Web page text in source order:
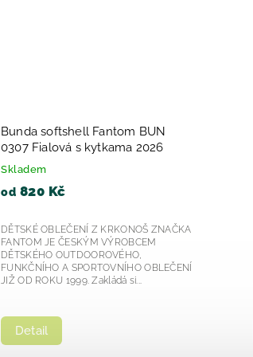
Bunda softshell Fantom BUN
0403 kombinovaná-růžová +
růžovo zelené copánky 2026
Skladem
od 815 Kč
Detail
DĚTSKÉ OBLEČENÍ Z KRKONOŠ ZNAČKA
FANTOM JE ČESKÝM VÝROBCEM
DĚTSKÉHO OUTDOOROVÉHO,
FUNKČNÍHO A SPORTOVNÍHO OBLEČENÍ
JIŽ OD ROKU 1999. Zakládá si...